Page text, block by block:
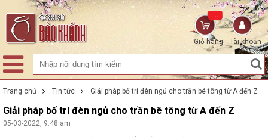
Tài khoản
Giỏ hàng
...
Trang chủ Tin tức Giải pháp bố trí đèn ngủ cho trần bê tông từ A đến Z
Giải pháp bố trí đèn ngủ cho trần bê tông từ A đến Z
05-03-2022, 9:48 am